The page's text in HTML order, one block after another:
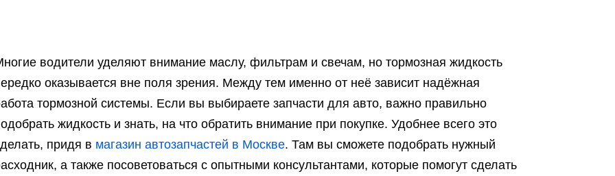
водители уделяют внимание маслу, фильтрам и свечам, но тормозная жидкость
оказывается вне поля зрения. Между тем именно от неё зависит надёжная
тормозной системы. Если вы выбираете запчасти для авто, важно правильно
жидкость и знать, на что обратить внимание при покупке. Удобнее всего это
придя в магазин автозапчастей в Москве. Там вы сможете подобрать нужный
а также посоветоваться с опытными консультантами, которые помогут сделать